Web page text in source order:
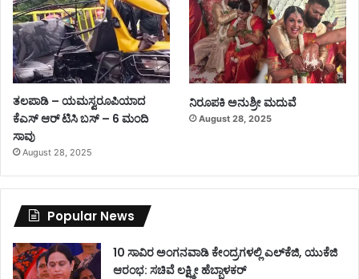
ತಲಪಾಡಿ – ಯಮಸ್ವರೂಪಿಯಾದ
ಕೆಎಸ್ ಆರ್ ಟಿಸಿ ಬಸ್ – 6 ಮಂದಿ
ಸಾವು
August 28, 2025
ನಿರೂಪಕಿ ಅನುಶ್ರೀ ಮದುವೆ
August 28, 2025
Popular News
10 ಸಾವಿರ ಅಂಗನವಾಡಿ ಕೇಂದ್ರಗಳಲ್ಲಿ ಎಲ್‌ಕೆಜಿ, ಯುಕೆಜಿ
ಆರಂಭ: ಸಚಿವೆ ಲಕ್ಷ್ಮೀ ಹೆಬ್ಬಾಳಕರ್